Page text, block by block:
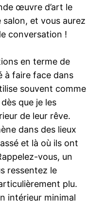
œuvre d’art le
et vous aurez
conversation !
en terme de
à faire face dans
souvent comme
que je les
de leur rêve.
dans des lieux
et là où ils ont
vous, un
ressentez le
plu.
intérieur minimal